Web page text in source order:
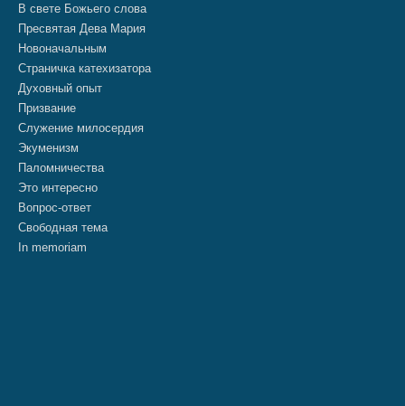
В свете Божьего слова
Пресвятая Дева Мария
Новоначальным
Страничка катехизатора
Духовный опыт
Призвание
Служение милосердия
Экуменизм
Паломничества
Это интересно
Вопрос-ответ
Свободная тема
In memoriam